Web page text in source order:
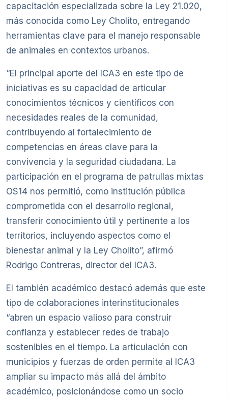
capacitación especializada sobre la Ley 21.020,
más conocida como Ley Cholito, entregando
herramientas clave para el manejo responsable
de animales en contextos urbanos.
“El principal aporte del ICA3 en este tipo de
iniciativas es su capacidad de articular
conocimientos técnicos y científicos con
necesidades reales de la comunidad,
contribuyendo al fortalecimiento de
competencias en áreas clave para la
convivencia y la seguridad ciudadana. La
participación en el programa de patrullas mixtas
OS14 nos permitió, como institución pública
comprometida con el desarrollo regional,
transferir conocimiento útil y pertinente a los
territorios, incluyendo aspectos como el
bienestar animal y la Ley Cholito”, afirmó
Rodrigo Contreras, director del ICA3.
El también académico destacó además que este
tipo de colaboraciones interinstitucionales
“abren un espacio valioso para construir
confianza y establecer redes de trabajo
sostenibles en el tiempo. La articulación con
municipios y fuerzas de orden permite al ICA3
ampliar su impacto más allá del ámbito
académico, posicionándose como un socio